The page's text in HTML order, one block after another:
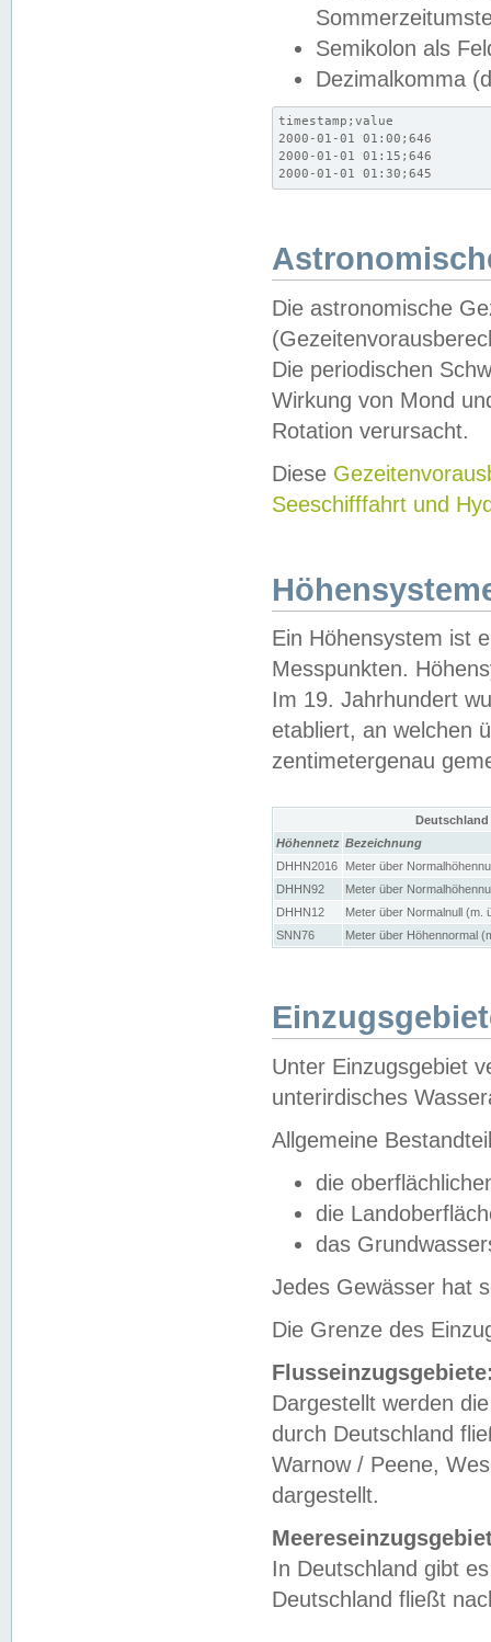
Semikolon als
Dezimalkomma
timestamp;value
2000-01-01 01:00;646
2000-01-01 01:15;646
2000-01-01 01:30;645
Die astronomische
Die periodischen
Wirkung von Mond
Rotation verursacht.
Diese
Seeschifffahrt und
Ein Höhensystem ist
Messpunkten.
Im 19. Jahrhundert
etabliert, an welchen
zentimetergenau
Höhennetz Bezeichnung
DHHN2016
Meter über
DHHN92
Meter über
DHHN12
Meter über Normalnull (m.
SNN76
Meter über Höhennormal
Unter Einzugsgebiet
unterirdisches
Allgemeine
die
die
das
Jedes Gewässer hat
Die Grenze des
Dargestellt werden
durch Deutschland
Warnow / Peene,
dargestellt.
In Deutschland gibt
Deutschland fließt